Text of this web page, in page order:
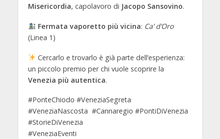
Misericordia, capolavoro di Jacopo Sansovino.
Fermata vaporetto più vicina: Ca’ d’Oro
(Linea 1)
Cercarlo e trovarlo è già parte dell’esperienza:
un piccolo premio per chi vuole scoprire la
Venezia più autentica.
#PonteChiodo #VeneziaSegreta
#VeneziaNascosta #Cannaregio #PontiDiVenezia
#StorieDiVenezia
#VeneziaEventi